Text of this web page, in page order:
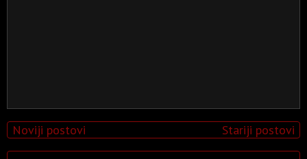
Noviji postovi Stariji postovi